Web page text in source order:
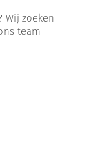
Wij zoeken
team